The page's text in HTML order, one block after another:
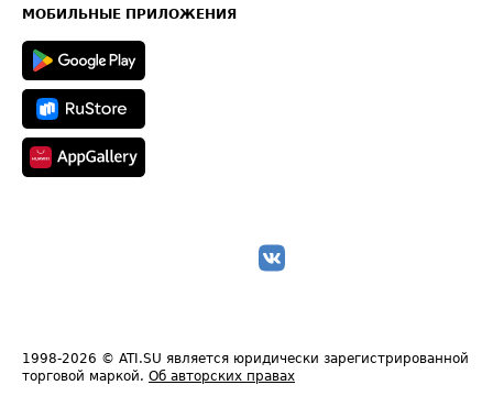
Техническая информация
МОБИЛЬНЫЕ ПРИЛОЖЕНИЯ
1998-2026 © ATI.SU является юридически зарегистрированной
торговой маркой. Об авторских правах